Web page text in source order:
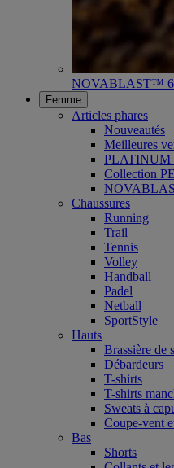
NOVABLAST™ 6
Femme
Articles phares
Nouveautés
Meilleures
PLATINUM
Collection
Chaussures
Running
Trail
Tennis
Volley
Handball
Padel
Netball
SportStyle
Hauts
Brassière de
Débardeurs
T-shirts
T-shirts
Sweats à
Coupe-vent
Bas
Shorts